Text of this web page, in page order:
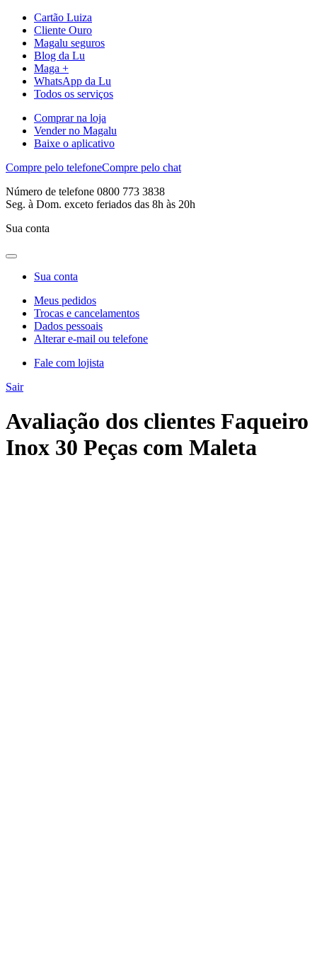
Cartão Luiza
Cliente Ouro
Magalu seguros
Blog da Lu
Maga +
WhatsApp da Lu
Todos os serviços
Comprar na loja
Vender no Magalu
Baixe o aplicativo
Compre pelo telefoneCompre pelo chat
Número de telefone 0800 773 3838
Seg. à Dom. exceto feriados das 8h às 20h
Sua conta
Sua conta
Meus pedidos
Trocas e cancelamentos
Dados pessoais
Alterar e-mail ou telefone
Fale com lojista
Sair
Avaliação dos clientes Faqueiro
Inox 30 Peças com Maleta